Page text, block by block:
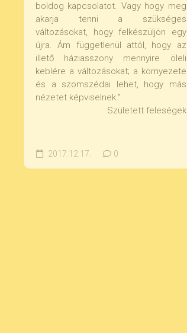
boldog kapcsolatot. Vagy hogy meg
akarja tenni a szükséges
változásokat, hogy felkészüljön egy
újra. Ám függetlenül attól, hogy az
illető háziasszony mennyire öleli
keblére a változásokat; a környezete
és a szomszédai lehet, hogy más
nézetet képviselnek.”
Született feleségek
2017.12.17. 0